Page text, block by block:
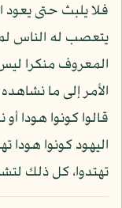
فلا يلبث حتى
يتعصب له الناس
المعروف منكرا
الأمر إلى ما
قالوا كونوا هودا
اليهود كونوا هودا
تهتدوا، كل ذلك